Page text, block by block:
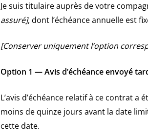
Je suis titulaire auprès de votre
assuré], dont l’échéance annuelle est
[Conserver uniquement l’option
Option 1 — Avis d’échéance envoyé
L’avis d’échéance relatif à ce contrat a
moins de quinze jours avant la date
cette date.